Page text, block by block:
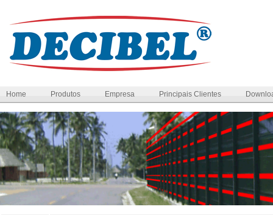
Home Produtos Empresa Principais Clientes